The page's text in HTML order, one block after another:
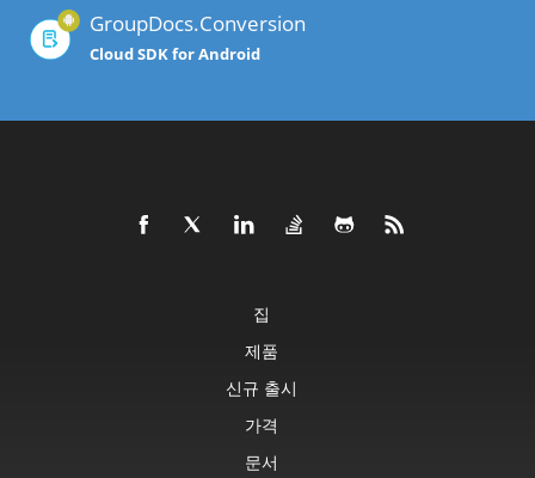
GroupDocs.Conversion
Cloud SDK for Android
집
제품
신규 출시
가격
문서